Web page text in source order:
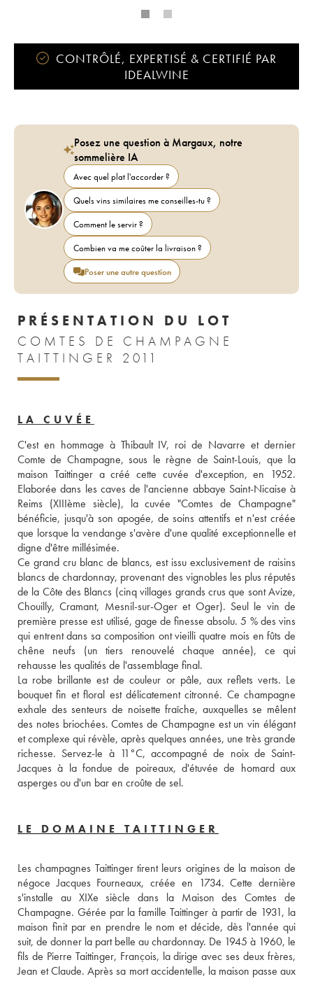
CONTRÔLÉ, EXPERTISÉ & CERTIFIÉ PAR
IDEALWINE
Posez une question à Margaux, notre
sommelière IA
Avec quel plat l'accorder ?
Quels vins similaires me conseilles-tu ?
Comment le servir ?
Combien va me coûter la livraison ?
Poser une autre question
PRÉSENTATION DU LOT
COMTES DE CHAMPAGNE
TAITTINGER 2011
LA CUVÉE
C'est en hommage à Thibault IV, roi de Navarre et dernier
Comte de Champagne, sous le règne de Saint-Louis, que la
maison Taittinger a créé cette cuvée d'exception, en 1952.
Elaborée dans les caves de l'ancienne abbaye Saint-Nicaise à
Reims (XIIIème siècle), la cuvée "Comtes de Champagne"
bénéficie, jusqu'à son apogée, de soins attentifs et n'est créée
que lorsque la vendange s'avère d'une qualité exceptionnelle et
digne d'être millésimée.
Ce grand cru blanc de blancs, est issu exclusivement de raisins
blancs de chardonnay, provenant des vignobles les plus réputés
de la Côte des Blancs (cinq villages grands crus que sont Avize,
Chouilly, Cramant, Mesnil-sur-Oger et Oger). Seul le vin de
première presse est utilisé, gage de finesse absolu. 5 % des vins
qui entrent dans sa composition ont vieilli quatre mois en fûts de
chêne neufs (un tiers renouvelé chaque année), ce qui
rehausse les qualités de l'assemblage final.
La robe brillante est de couleur or pâle, aux reflets verts. Le
bouquet fin et floral est délicatement citronné. Ce champagne
exhale des senteurs de noisette fraîche, auxquelles se mêlent
des notes briochées. Comtes de Champagne est un vin élégant
et complexe qui révèle, après quelques années, une très grande
richesse. Servez-le à 11°C, accompagné de noix de Saint-
Jacques à la fondue de poireaux, d'étuvée de homard aux
asperges ou d'un bar en croûte de sel.
LE DOMAINE TAITTINGER
Les champagnes Taittinger tirent leurs origines de la maison de
négoce Jacques Fourneaux, créée en 1734. Cette dernière
s'installe au XIXe siècle dans la Maison des Comtes de
Champagne. Gérée par la famille Taittinger à partir de 1931, la
maison finit par en prendre le nom et décide, dès l'année qui
suit, de donner la part belle au chardonnay. De 1945 à 1960, le
fils de Pierre Taittinger, François, la dirige avec ses deux frères,
Jean et Claude. Après sa mort accidentelle, la maison passe aux